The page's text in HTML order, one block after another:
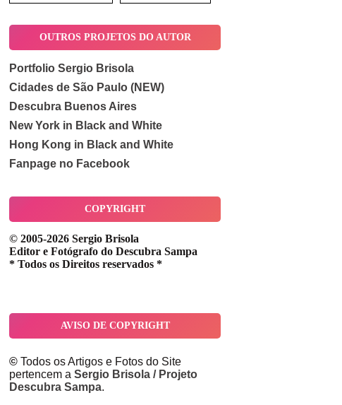
OUTROS PROJETOS DO AUTOR
Portfolio Sergio Brisola
Cidades de São Paulo (NEW)
Descubra Buenos Aires
New York in Black and White
Hong Kong in Black and White
Fanpage no Facebook
COPYRIGHT
© 2005-2026 Sergio Brisola
Editor e Fotógrafo do Descubra Sampa
* Todos os Direitos reservados *
AVISO DE COPYRIGHT
© Todos os Artigos e Fotos do Site
pertencem a Sergio Brisola / Projeto
Descubra Sampa.